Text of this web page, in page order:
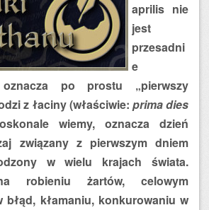
aprilis nie
jest
przesadni
e
po prostu „pierwszy
z łaciny (właściwie: prima dies
wiemy, oznacza dzień
związany z pierwszym dniem
w wielu krajach świata.
robieniu żartów, celowym
błąd, kłamaniu, konkurowaniu w